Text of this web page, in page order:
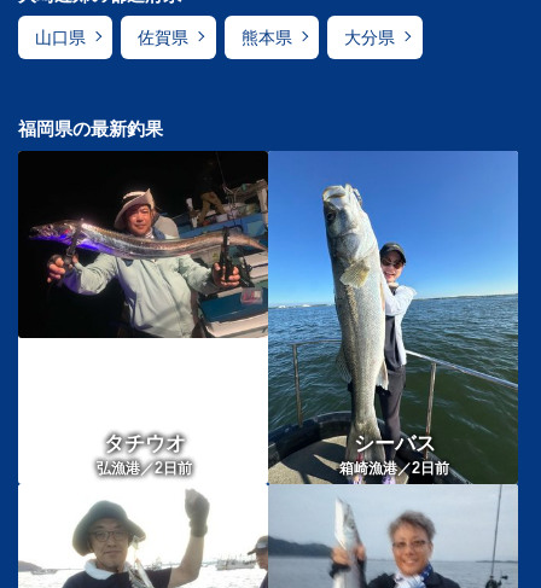
山口県 佐賀県 熊本県 大分県
福岡県の最新釣果
タチウオ
弘漁港／2日前
シーバス
箱崎漁港／2 日前